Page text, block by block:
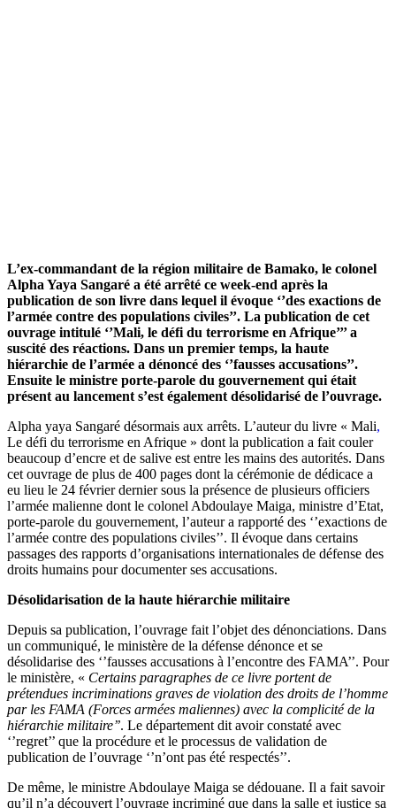
L’ex-commandant de la région militaire de Bamako, le colonel
Alpha Yaya Sangaré a été arrêté ce week-end après la
publication de son livre dans lequel il évoque ‘’des exactions de
l’armée contre des populations civiles’’. La publication de cet
ouvrage intitulé ‘’Mali, le défi du terrorisme en Afrique’’’ a
suscité des réactions. Dans un premier temps, la haute
hiérarchie de l’armée a dénoncé des ‘’fausses accusations’’.
Ensuite le ministre porte-parole du gouvernement qui était
présent au lancement s’est également désolidarisé de l’ouvrage.
Alpha yaya Sangaré désormais aux arrêts. L’auteur du livre « Mali,
Le défi du terrorisme en Afrique » dont la publication a fait couler
beaucoup d’encre et de salive est entre les mains des autorités. Dans
cet ouvrage de plus de 400 pages dont la cérémonie de dédicace a
eu lieu le 24 février dernier sous la présence de plusieurs officiers
l’armée malienne dont le colonel Abdoulaye Maiga, ministre d’Etat,
porte-parole du gouvernement, l’auteur a rapporté des ‘’exactions de
l’armée contre des populations civiles’’. Il évoque dans certains
passages des rapports d’organisations internationales de défense des
droits humains pour documenter ses accusations.
Désolidarisation de la haute hiérarchie militaire
Depuis sa publication, l’ouvrage fait l’objet des dénonciations. Dans
un communiqué, le ministère de la défense dénonce et se
désolidarise des ‘’fausses accusations à l’encontre des FAMA’’. Pour
le ministère, « Certains paragraphes de ce livre portent de
prétendues incriminations graves de violation des droits de l’homme
par les FAMA (Forces armées maliennes) avec la complicité de la
hiérarchie militaire’’. Le département dit avoir constaté avec
‘’regret’’ que la procédure et le processus de validation de
publication de l’ouvrage ‘’n’ont pas été respectés’’.
De même, le ministre Abdoulaye Maiga se dédouane. Il a fait savoir
qu’il n’a découvert l’ouvrage incriminé que dans la salle et justice sa